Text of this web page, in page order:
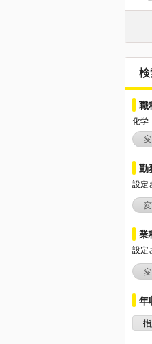
検
職
化学
勤
設定
業
設定
年